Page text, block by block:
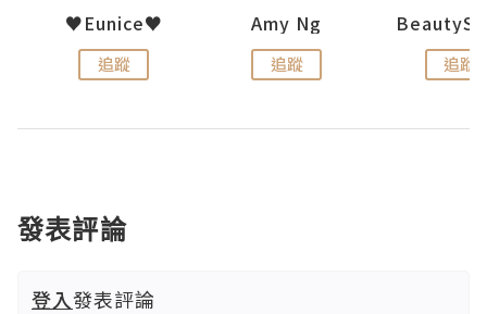
♥Eunice♥
追蹤
Amy Ng
追蹤 追蹤
發表評論
登入發表評論